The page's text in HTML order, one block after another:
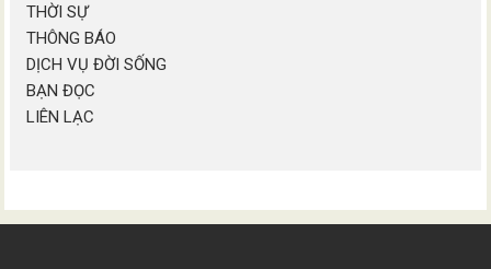
THỜI SỰ
THÔNG BÁO
DỊCH VỤ ĐỜI SỐNG
BẠN ĐỌC
LIÊN LẠC